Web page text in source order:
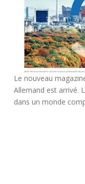
Le nouveau
Allemand est arrivé.
dans un monde